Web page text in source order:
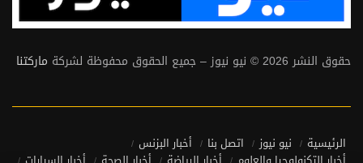
حقوق النشر 2026 © نيو نيوز – جميع الحقوق محفوظة لشركة ماركتنا
الرئيسية نيو نيوز اتصل بنا
أخبار البزنس